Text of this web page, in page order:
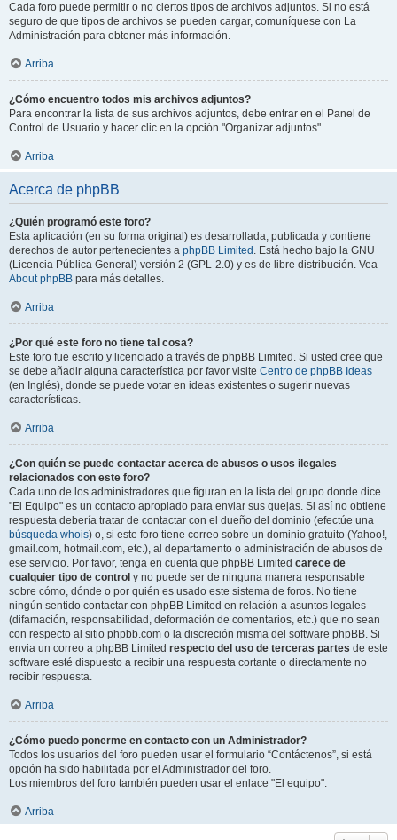
Cada foro puede permitir o no ciertos tipos de archivos adjuntos. Si no está
seguro de que tipos de archivos se pueden cargar, comuníquese con La
Administración para obtener más información.
Arriba
¿Cómo encuentro todos mis archivos adjuntos?
Para encontrar la lista de sus archivos adjuntos, debe entrar en el Panel de
Control de Usuario y hacer clic en la opción "Organizar adjuntos".
Arriba
Acerca de phpBB
¿Quién programó este foro?
Esta aplicación (en su forma original) es desarrollada, publicada y contiene
derechos de autor pertenecientes a phpBB Limited . Está hecho bajo la GNU
(Licencia Pública General) versión 2 (GPL-2.0) y es de libre distribución. Vea
About phpBB para más detalles.
Arriba
¿Por qué este foro no tiene tal cosa?
Este foro fue escrito y licenciado a través de phpBB Limited. Si usted cree que
se debe añadir alguna característica por favor visite Centro de phpBB Ideas
(en Inglés), donde se puede votar en ideas existentes o sugerir nuevas
características.
Arriba
¿Con quién se puede contactar acerca de abusos o usos ilegales
relacionados con este foro?
Cada uno de los administradores que figuran en la lista del grupo donde dice
"El Equipo" es un contacto apropiado para enviar sus quejas. Si así no obtiene
respuesta debería tratar de contactar con el dueño del dominio (efectúe una
búsqueda whois) o, si este foro tiene correo sobre un dominio gratuito (Yahoo!,
gmail.com, hotmail.com, etc.), al departamento o administración de abusos de
ese servicio. Por favor, tenga en cuenta que phpBB Limited carece de
cualquier tipo de control y no puede ser de ninguna manera responsable
sobre cómo, dónde o por quién es usado este sistema de foros. No tiene
ningún sentido contactar con phpBB Limited en relación a asuntos legales
(difamación, responsabilidad, deformación de comentarios, etc.) que no sean
con respecto al sitio phpbb.com o la discreción misma del software phpBB. Si
envia un correo a phpBB Limited respecto del uso de terceras partes de este
software esté dispuesto a recibir una respuesta cortante o directamente no
recibir respuesta.
Arriba
¿Cómo puedo ponerme en contacto con un Administrador?
Todos los usuarios del foro pueden usar el formulario “Contáctenos”, si está
opción ha sido habilitada por el Administrador del foro.
Los miembros del foro también pueden usar el enlace "El equipo".
Arriba